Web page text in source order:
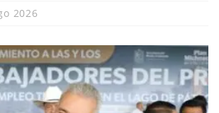
2026